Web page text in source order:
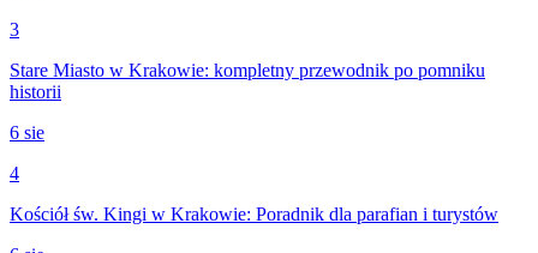
3
Stare Miasto w Krakowie: kompletny przewodnik po pomniku
historii
6 sie
4
Kościół św. Kingi w Krakowie: Poradnik dla parafian i turystów